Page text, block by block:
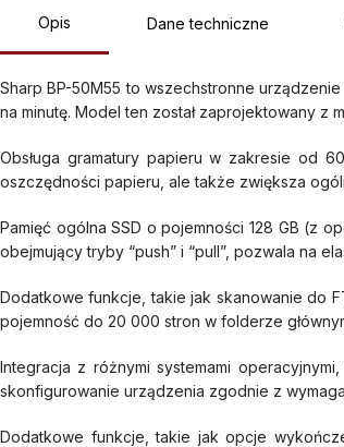
Opis Dane techniczne
Sharp BP-50M55 to wszechstronne
na minutę. Model ten został zaprojektowany
Obsługa gramatury papieru w zakresie od
oszczędności papieru, ale także zwiększa
Pamięć ogólna SSD o pojemności 128 GB (z
obejmujący tryby “push” i “pull”, pozwala na
Dodatkowe funkcje, takie jak skanowanie do
pojemność do 20 000 stron w folderze
Integracja z różnymi systemami
skonfigurowanie urządzenia zgodnie z
Dodatkowe funkcje, takie jak opcje